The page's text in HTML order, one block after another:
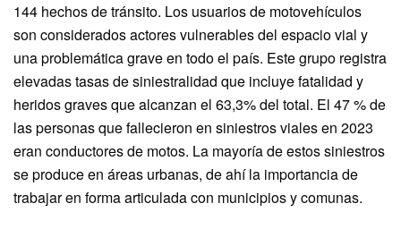
144 hechos de tránsito. Los usuarios de motovehículos
son considerados actores vulnerables del espacio vial y
una problemática grave en todo el país. Este grupo registra
elevadas tasas de siniestralidad que incluye fatalidad y
heridos graves que alcanzan el 63,3% del total. El 47 % de
las personas que fallecieron en siniestros viales en 2023
eran conductores de motos. La mayoría de estos siniestros
se produce en áreas urbanas, de ahí la importancia de
trabajar en forma articulada con municipios y comunas.